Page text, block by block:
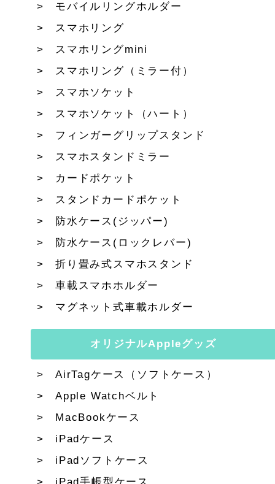
モバイルリングホルダー
スマホリング
スマホリングmini
スマホリング（ミラー付）
スマホソケット
スマホソケット（ハート）
フィンガーグリップスタンド
スマホスタンドミラー
カードポケット
スタンドカードポケット
防水ケース(ジッパー)
防水ケース(ロックレバー)
折り畳み式スマホスタンド
車載スマホホルダー
マグネット式車載ホルダー
オリジナルAppleグッズ
AirTagケース（ソフトケース）
Apple Watchベルト
MacBookケース
iPadケース
iPadソフトケース